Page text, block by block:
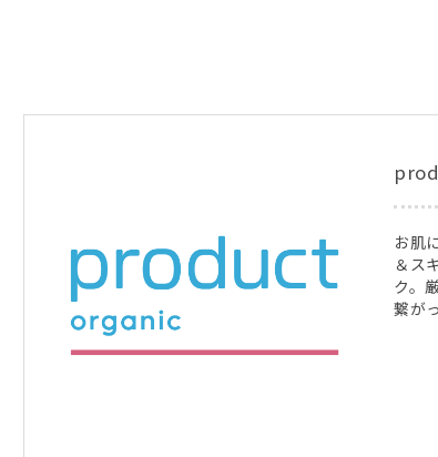
お肌
＆ス
ク。
繋が